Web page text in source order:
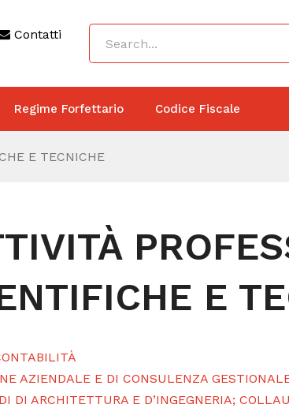
Contatti
Regime Forfettario Codice Fiscale
E TECNICHE
E
AZIENDALE E DI CONSULENZA
DI ARCHITETTURA E D’INGEGNERIA;